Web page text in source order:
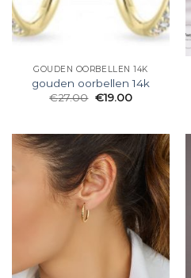
GOUDEN OORBELLEN 14K
gouden oorbellen 14k
€27.00 €19.00